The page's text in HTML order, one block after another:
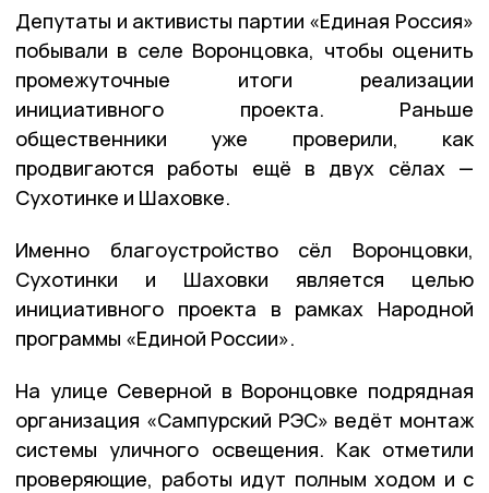
Депутаты и активисты партии «Единая Россия»
побывали в селе Воронцовка, чтобы оценить
промежуточные итоги реализации
инициативного проекта. Раньше
общественники уже проверили, как
продвигаются работы ещё в двух сёлах —
Сухотинке и Шаховке.
Именно благоустройство сёл Воронцовки,
Сухотинки и Шаховки является целью
инициативного проекта в рамках Народной
программы «Единой России».
На улице Северной в Воронцовке подрядная
организация «Сампурский РЭС» ведёт монтаж
системы уличного освещения. Как отметили
проверяющие, работы идут полным ходом и с